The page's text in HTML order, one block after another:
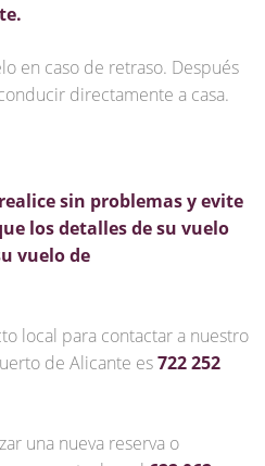
en caso de retraso. Después
directamente a casa.
sin problemas y evite
los detalles de su vuelo
vuelo de
local para contactar a nuestro
de Alicante es722 252
una nueva reserva o